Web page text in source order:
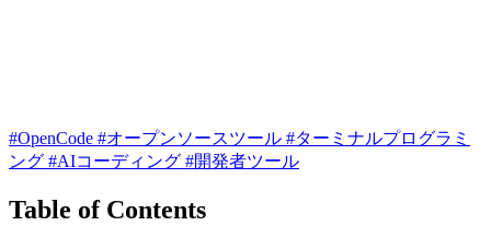
#OpenCode #オープンソースツール #ターミナルプログラミ
ング #AIコーディング #開発者ツール
Table of Contents